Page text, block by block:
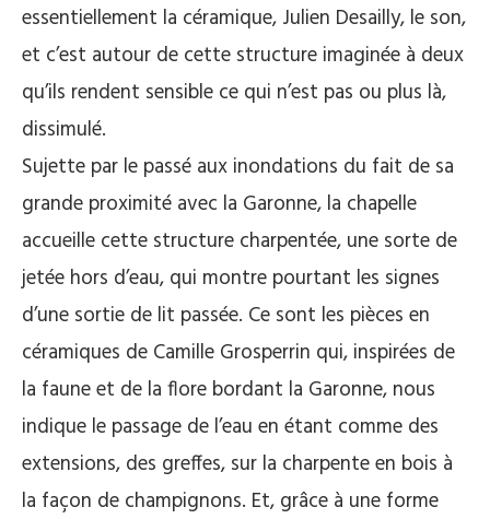
essentiellement la céramique, Julien Desailly, le son,
et c’est autour de cette structure imaginée à deux
qu’ils rendent sensible ce qui n’est pas ou plus là,
dissimulé.
Sujette par le passé aux inondations du fait de sa
grande proximité avec la Garonne, la chapelle
accueille cette structure charpentée, une sorte de
jetée hors d’eau, qui montre pourtant les signes
d’une sortie de lit passée. Ce sont les pièces en
céramiques de Camille Grosperrin qui, inspirées de
la faune et de la flore bordant la Garonne, nous
indique le passage de l’eau en étant comme des
extensions, des greffes, sur la charpente en bois à
la façon de champignons. Et, grâce à une forme